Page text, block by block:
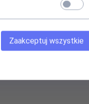
179,99PLN
Zaakceptuj wszystkie